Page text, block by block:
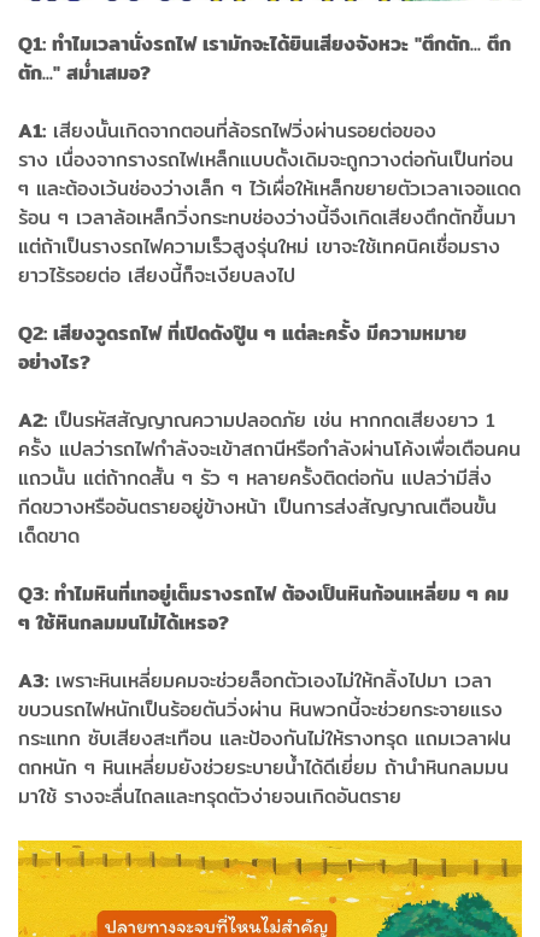
Q1: ทำไมเวลานั่งรถไฟ เรามักจะได้ยินเสียงจังหวะ "ตึกตัก... ตึก
ตัก..." สม่ำเสมอ?
A1: เสียงนั้นเกิดจากตอนที่ล้อรถไฟวิ่งผ่านรอยต่อของ
ราง เนื่องจากรางรถไฟเหล็กแบบดั้งเดิมจะถูกวางต่อกันเป็นท่อน
ๆ และต้องเว้นช่องว่างเล็ก ๆ ไว้เผื่อให้เหล็กขยายตัวเวลาเจอแดด
ร้อน ๆ เวลาล้อเหล็กวิ่งกระทบช่องว่างนี้จึงเกิดเสียงตึกตักขึ้นมา
แต่ถ้าเป็นรางรถไฟความเร็วสูงรุ่นใหม่ เขาจะใช้เทคนิคเชื่อมราง
ยาวไร้รอยต่อ เสียงนี้ก็จะเงียบลงไป
Q2: เสียงวูดรถไฟ ที่เปิดดังปู๊น ๆ แต่ละครั้ง มีความหมาย
อย่างไร?
A2: เป็นรหัสสัญญาณความปลอดภัย เช่น หากกดเสียงยาว 1
ครั้ง แปลว่ารถไฟกำลังจะเข้าสถานีหรือกำลังผ่านโค้งเพื่อเตือนคน
แถวนั้น แต่ถ้ากดสั้น ๆ รัว ๆ หลายครั้งติดต่อกัน แปลว่ามีสิ่ง
กีดขวางหรืออันตรายอยู่ข้างหน้า เป็นการส่งสัญญาณเตือนขั้น
เด็ดขาด
Q3: ทำไมหินที่เทอยู่เต็มรางรถไฟ ต้องเป็นหินก้อนเหลี่ยม ๆ คม
ๆ ใช้หินกลมมนไม่ได้เหรอ?
A3: เพราะหินเหลี่ยมคมจะช่วยล็อกตัวเองไม่ให้กลิ้งไปมา เวลา
ขบวนรถไฟหนักเป็นร้อยตันวิ่งผ่าน หินพวกนี้จะช่วยกระจายแรง
กระแทก ซับเสียงสะเทือน และป้องกันไม่ให้รางทรุด แถมเวลาฝน
ตกหนัก ๆ หินเหลี่ยมยังช่วยระบายน้ำได้ดีเยี่ยม ถ้านำหินกลมมน
มาใช้ รางจะลื่นไถลและทรุดตัวง่ายจนเกิดอันตราย